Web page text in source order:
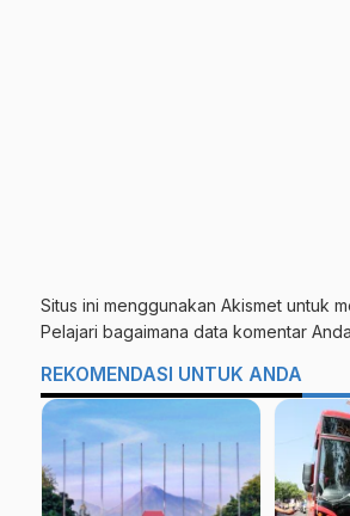
Situs ini menggunakan Akismet untuk
Pelajari bagaimana data komentar
REKOMENDASI UNTUK ANDA